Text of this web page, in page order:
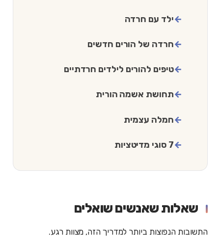
ילד עם חרדה
חרדה של הורים חדשים
טיפים להורים לילדים חרדתיים
תחושת אשמה הורית
חמלה עצמית
7 סוגי מדיטציות
שאלות שאנשים שואלים
התשובות הנפוצות ביותר למדריך הזה, מצוות רגע.